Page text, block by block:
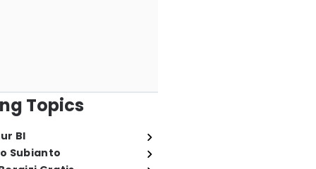
Topics
BI
Subianto